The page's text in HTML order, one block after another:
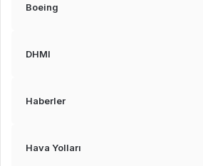
Boeing
DHMI
Haberler
Hava Yolları